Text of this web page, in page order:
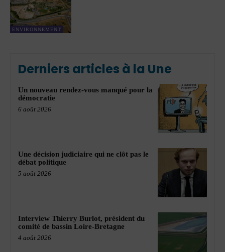
ENVIRONNEMENT
Derniers articles à la Une
Un nouveau rendez-vous manqué pour la
démocratie
6 août 2026
Une décision judiciaire qui ne clôt pas le
débat politique
5 août 2026
Interview Thierry Burlot, président du
comité de bassin Loire-Bretagne
4 août 2026